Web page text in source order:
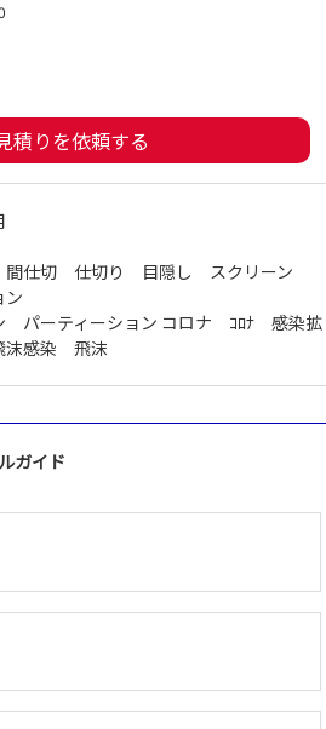
積りを依頼する
間仕切 仕切り 目隠し スクリーン
ン
パーティーション コロナ ｺﾛﾅ 感染拡
感染 飛沫
ガイド